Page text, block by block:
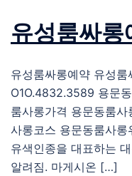
유성룸싸롱
유성룸싸롱예약 유성
O1O.4832.3589 용문
룸사롱가격 용문동룸
사롱코스 용문동룸사
유색인종을 대표하는
알려짐. 마게시온 […]